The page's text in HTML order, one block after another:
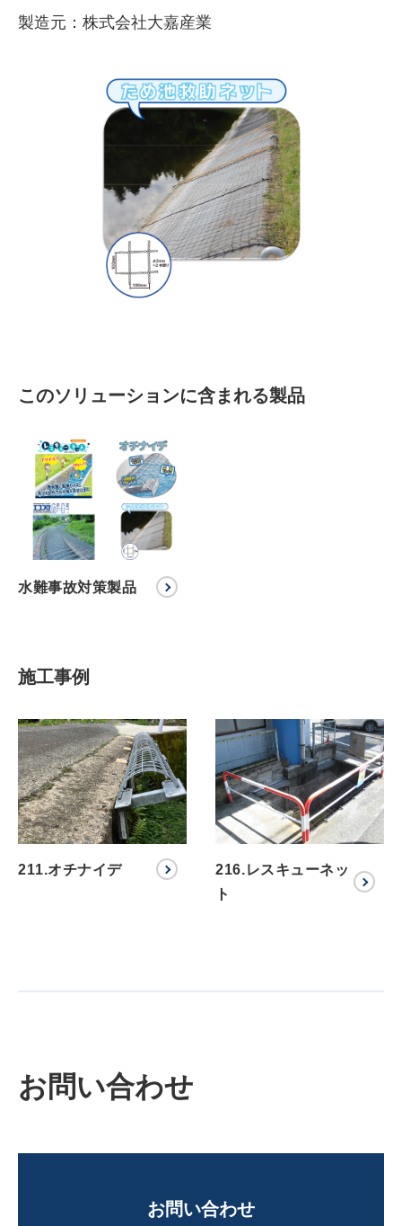
製造元：株式会社大嘉産業
このソリューションに含まれる製品
水難事故対策製品
施工事例
211.オチナイデ
216.レスキューネッ
ト
お問い合わせ
お問い合わせ